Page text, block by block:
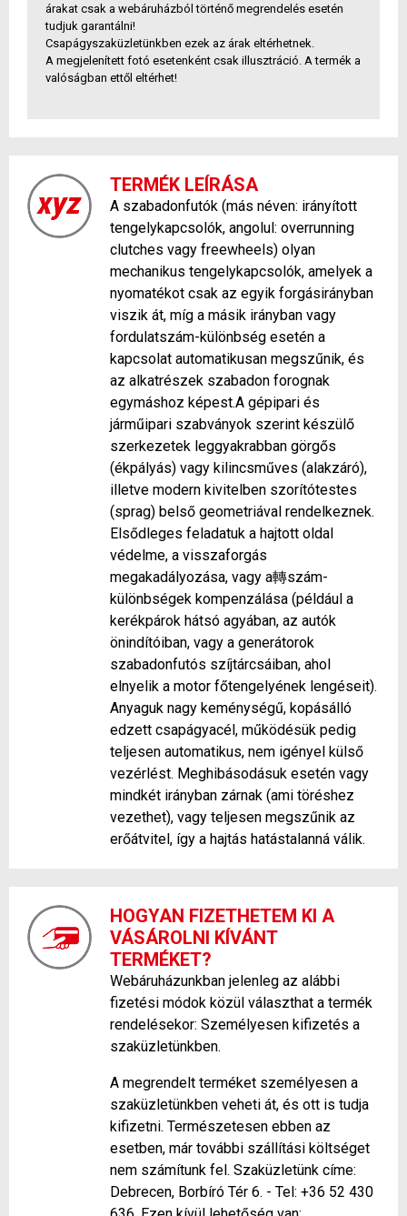
árakat csak a webáruházból történő megrendelés esetén
tudjuk garantálni!
Csapágyszaküzletünkben ezek az árak eltérhetnek.
A megjelenített fotó esetenként csak illusztráció. A termék a
valóságban ettől eltérhet!
TERMÉK LEÍRÁSA
A szabadonfutók (más néven: irányított
tengelykapcsolók, angolul: overrunning
clutches vagy freewheels) olyan
mechanikus tengelykapcsolók, amelyek a
nyomatékot csak az egyik forgásirányban
viszik át, míg a másik irányban vagy
fordulatszám-különbség esetén a
kapcsolat automatikusan megszűnik, és
az alkatrészek szabadon forognak
egymáshoz képest.A gépipari és
járműipari szabványok szerint készülő
szerkezetek leggyakrabban görgős
(ékpályás) vagy kilincsműves (alakzáró),
illetve modern kivitelben szorítótestes
(sprag) belső geometriával rendelkeznek.
Elsődleges feladatuk a hajtott oldal
védelme, a visszaforgás
megakadályozása, vagy a轉szám-
különbségek kompenzálása (például a
kerékpárok hátsó agyában, az autók
önindítóiban, vagy a generátorok
szabadonfutós szíjtárcsáiban, ahol
elnyelik a motor főtengelyének lengéseit).
Anyaguk nagy keménységű, kopásálló
edzett csapágyacél, működésük pedig
teljesen automatikus, nem igényel külső
vezérlést. Meghibásodásuk esetén vagy
mindkét irányban zárnak (ami töréshez
vezethet), vagy teljesen megszűnik az
erőátvitel, így a hajtás hatástalanná válik.
HOGYAN FIZETHETEM KI A
VÁSÁROLNI KÍVÁNT
TERMÉKET?
Webáruházunkban jelenleg az alábbi
fizetési módok közül választhat a termék
rendelésekor: Személyesen kifizetés a
szaküzletünkben.
A megrendelt terméket személyesen a
szaküzletünkben veheti át, és ott is tudja
kifizetni. Természetesen ebben az
esetben, már további szállítási költséget
nem számítunk fel. Szaküzletünk címe:
Debrecen, Borbíró Tér 6. - Tel: +36 52 430